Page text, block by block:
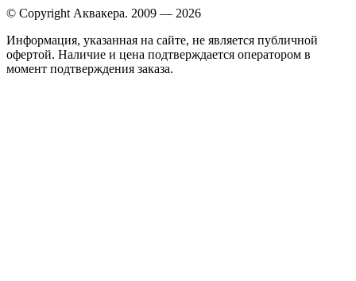
© Copyright Аквакера. 2009 — 2026
Информация, указанная на сайте, не является публичной
офертой. Наличие и цена подтверждается оператором в
момент подтверждения заказа.